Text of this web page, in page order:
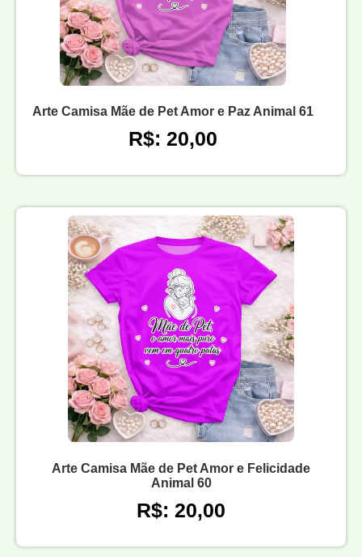
Arte Camisa Mãe de Pet Amor e Paz Animal 61
R$: 20,00
Arte Camisa Mãe de Pet Amor e Felicidade
Animal 60
R$: 20,00